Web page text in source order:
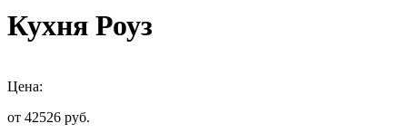
Кухня Роуз
Цена:
от 42526 руб.